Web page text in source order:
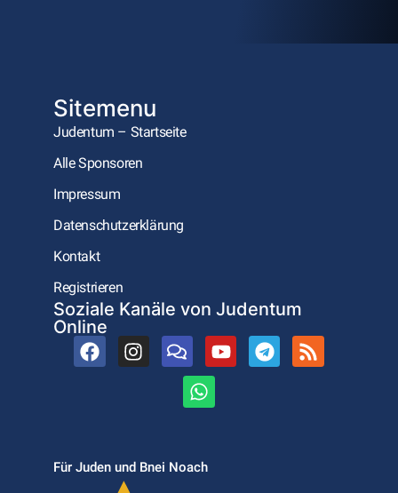
Sitemenu
Judentum – Startseite
Alle Sponsoren
Impressum
Datenschutzerklärung
Kontakt
Registrieren
Soziale Kanäle von Judentum
Online
Für Juden und Bnei Noach